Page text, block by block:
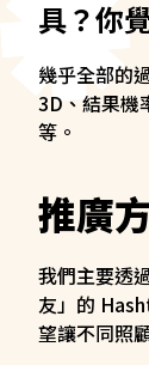
具？你
幾乎全部的
3D、結果機
等。
推廣
我們主要透
友」的
望讓不同照